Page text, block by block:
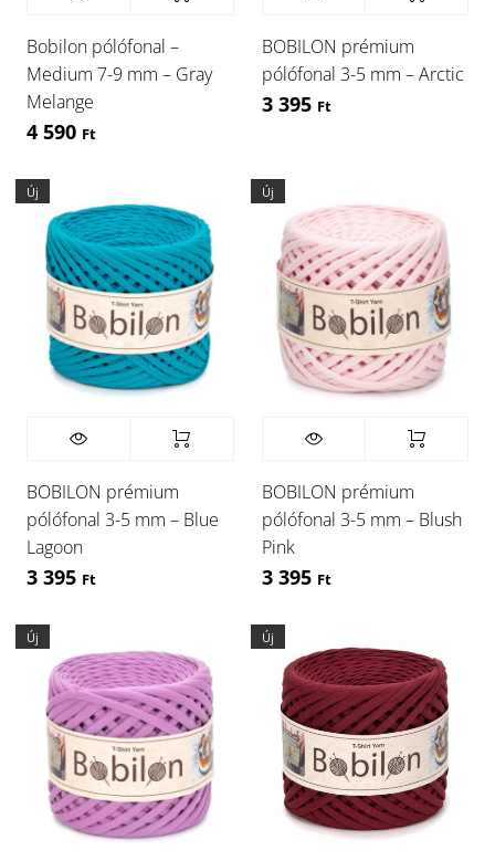
Bobilon pólófonal –
Medium 7-9 mm – Gray
Melange
4 590 Ft
BOBILON prémium
pólófonal 3-5 mm – Arctic
3 395 Ft
Új
BOBILON prémium
pólófonal 3-5 mm – Blue
Lagoon
3 395 Ft
Új
BOBILON prémium
pólófonal 3-5 mm – Blush
Pink
3 395 Ft
Új Új